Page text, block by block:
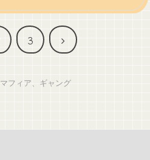
3
次
マフィア、ギャング